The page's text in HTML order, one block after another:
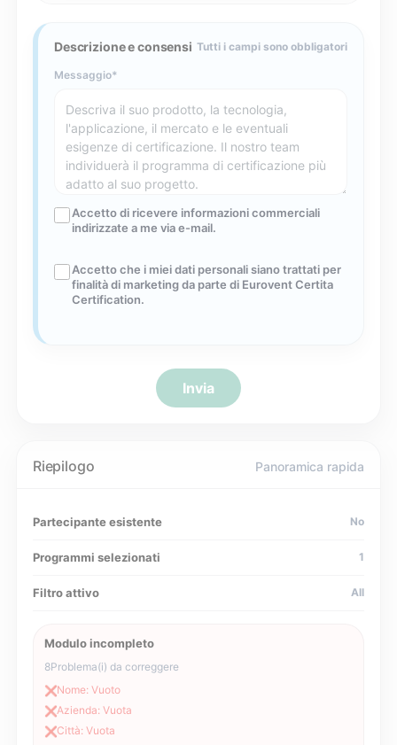
Descrizione e consensi Tutti i campi sono obbligatori
Messaggio
Accetto di ricevere informazioni commerciali
indirizzate a me via e-mail.
Accetto che i miei dati personali siano trattati per
finalità di marketing da parte di Eurovent Certita
Certification.
Invia
Riepilogo Panoramica rapida
Partecipante esistente No
Programmi selezionati 1
Filtro attivo All
Modulo incompleto
8Problema(i) da correggere
❌Nome: Vuoto
❌Azienda: Vuota
❌Città: Vuota